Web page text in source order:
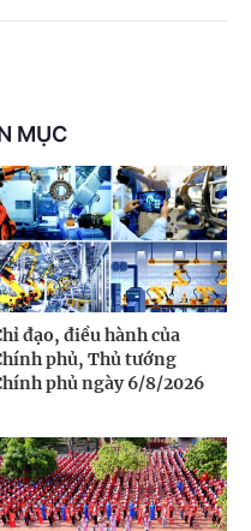
MỤC
đạo, điều hành của
phủ, Thủ tướng
phủ ngày 6/8/2026